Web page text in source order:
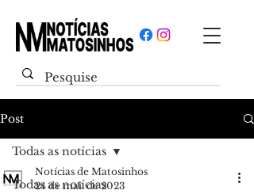
Post
Todas as notícias
Todas as notícias
Notícias de Matosinhos
24 de mai. de 2023